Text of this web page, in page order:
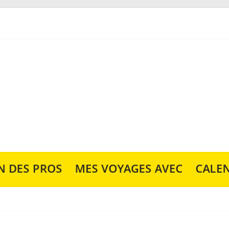
DES PROS MES VOYAGES AVEC